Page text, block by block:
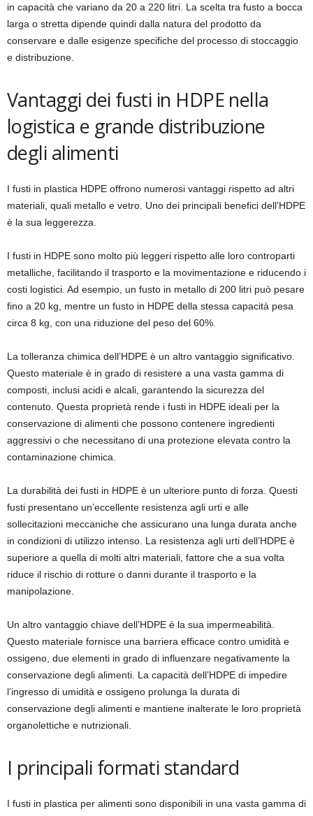
in capacità che variano da 20 a 220 litri. La scelta tra fusto a bocca
larga o stretta dipende quindi dalla natura del prodotto da
conservare e dalle esigenze specifiche del processo di stoccaggio
e distribuzione.
Vantaggi dei fusti in HDPE nella
logistica e grande distribuzione
degli alimenti
I fusti in plastica HDPE offrono numerosi vantaggi rispetto ad altri
materiali, quali metallo e vetro. Uno dei principali benefici dell’HDPE
è la sua leggerezza.
I fusti in HDPE sono molto più leggeri rispetto alle loro controparti
metalliche, facilitando il trasporto e la movimentazione e riducendo i
costi logistici. Ad esempio, un fusto in metallo di 200 litri può pesare
fino a 20 kg, mentre un fusto in HDPE della stessa capacità pesa
circa 8 kg, con una riduzione del peso del 60%.
La tolleranza chimica dell’HDPE è un altro vantaggio significativo.
Questo materiale è in grado di resistere a una vasta gamma di
composti, inclusi acidi e alcali, garantendo la sicurezza del
contenuto. Questa proprietà rende i fusti in HDPE ideali per la
conservazione di alimenti che possono contenere ingredienti
aggressivi o che necessitano di una protezione elevata contro la
contaminazione chimica.
La durabilità dei fusti in HDPE è un ulteriore punto di forza. Questi
fusti presentano un’eccellente resistenza agli urti e alle
sollecitazioni meccaniche che assicurano una lunga durata anche
in condizioni di utilizzo intenso. La resistenza agli urti dell’HDPE è
superiore a quella di molti altri materiali, fattore che a sua volta
riduce il rischio di rotture o danni durante il trasporto e la
manipolazione.
Un altro vantaggio chiave dell’HDPE è la sua impermeabilità.
Questo materiale fornisce una barriera efficace contro umidità e
ossigeno, due elementi in grado di influenzare negativamente la
conservazione degli alimenti. La capacità dell’HDPE di impedire
l’ingresso di umidità e ossigeno prolunga la durata di
conservazione degli alimenti e mantiene inalterate le loro proprietà
organolettiche e nutrizionali.
I principali formati standard
I fusti in plastica per alimenti sono disponibili in una vasta gamma di